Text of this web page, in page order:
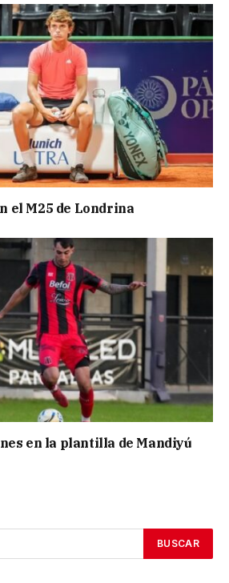
el M25 de Londrina
en la plantilla de Mandiyú